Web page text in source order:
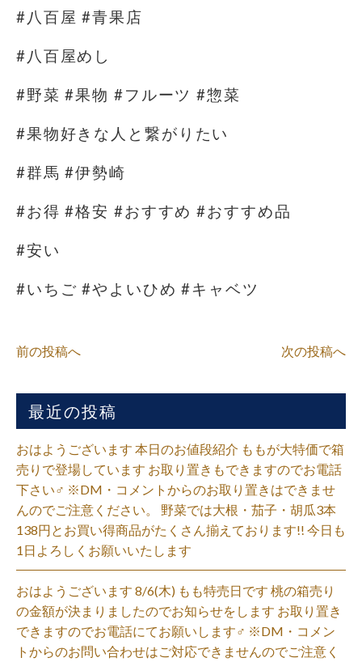
#八百屋 #青果店
#八百屋めし
#野菜 #果物 #フルーツ #惣菜
#果物好きな人と繋がりたい
#群馬 #伊勢崎
#お得 #格安 #おすすめ #おすすめ品
#安い
#いちご #やよいひめ #キャベツ
前の投稿へ 次の投稿へ
最近の投稿
おはようございます 本日のお値段紹介 ももが大特価で箱
売りで登場しています お取り置きもできますのでお電話
下さい‍♂️ ※DM・コメントからのお取り置きはできませ
んのでご注意ください。 野菜では大根・茄子・胡瓜3本
138円とお買い得商品がたくさん揃えております!! 今日も
1日よろしくお願いいたします
おはようございます 8/6(木) もも特売日です 桃の箱売り
の金額が決まりましたのでお知らせをします お取り置き
できますのでお電話にてお願いします‍♂️ ※DM・コメン
トからのお問い合わせはご対応できませんのでご注意く